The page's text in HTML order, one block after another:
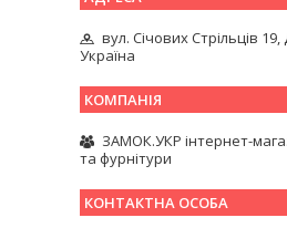
вул. Січових Стрільців 19,
Україна
ЗАМОК.УКР інтернет-
та фурнітури